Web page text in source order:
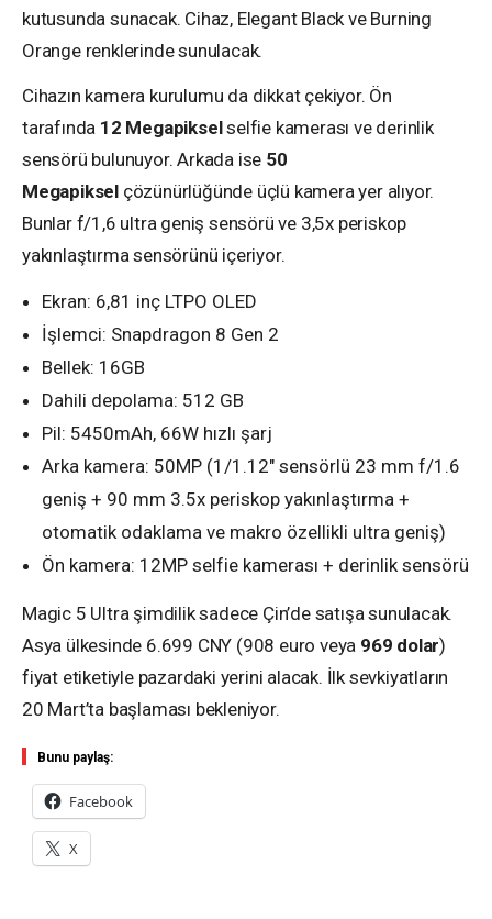
kutusunda sunacak. Cihaz, Elegant Black ve Burning
Orange renklerinde sunulacak.
Cihazın kamera kurulumu da dikkat çekiyor. Ön
tarafında 12 Megapikselselfie kamerası ve derinlik
sensörü bulunuyor. Arkada ise 50
Megapiksel çözünürlüğünde üçlü kamera yer alıyor.
Bunlar f/1,6 ultra geniş sensörü ve 3,5x periskop
yakınlaştırma sensörünü içeriyor.
Ekran: 6,81 inç LTPO OLED
İşlemci: Snapdragon 8 Gen 2
Bellek: 16GB
Dahili depolama: 512 GB
Pil: 5450mAh, 66W hızlı şarj
Arka kamera: 50MP (1/1.12″ sensörlü 23 mm f/1.6
geniş + 90 mm 3.5x periskop yakınlaştırma +
otomatik odaklama ve makro özellikli ultra geniş)
Ön kamera: 12MP selfie kamerası + derinlik sensörü
Magic 5 Ultra şimdilik sadece Çin’de satışa sunulacak.
Asya ülkesinde 6.699 CNY (908 euro veya 969 dolar)
fiyat etiketiyle pazardaki yerini alacak. İlk sevkiyatların
20 Mart’ta başlaması bekleniyor.
Bunu paylaş:
Facebook
X